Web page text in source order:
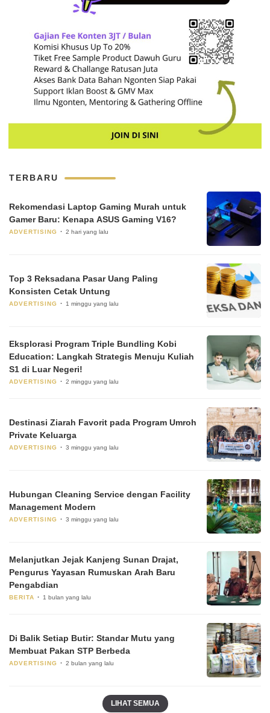
TERBARU
Rekomendasi Laptop Gaming Murah untuk
Gamer Baru: Kenapa ASUS Gaming V16?
ADVERTISING 2 hari yang lalu
Top 3 Reksadana Pasar Uang Paling
Konsisten Cetak Untung
ADVERTISING 1 minggu yang lalu
Eksplorasi Program Triple Bundling Kobi
Education: Langkah Strategis Menuju Kuliah
S1 di Luar Negeri!
ADVERTISING 2 minggu yang lalu
Destinasi Ziarah Favorit pada Program Umroh
Private Keluarga
ADVERTISING 3 minggu yang lalu
Hubungan Cleaning Service dengan Facility
Management Modern
ADVERTISING 3 minggu yang lalu
Melanjutkan Jejak Kanjeng Sunan Drajat,
Pengurus Yayasan Rumuskan Arah Baru
Pengabdian
BERITA 1 bulan yang lalu
Di Balik Setiap Butir: Standar Mutu yang
Membuat Pakan STP Berbeda
ADVERTISING 2 bulan yang lalu
LIHAT SEMUA